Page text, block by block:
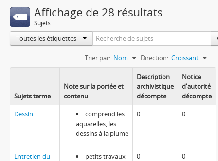
Affichage de 28 résultats
Sujets
Toutes les étiquettes
Trier par: Nom Direction: Croissant
Sujets terme
Note sur la portée et
contenu
Description
archivistique
décompte
Notice
d'autorité
décompte
Dessin
comprend les
aquarelles, les
dessins à la plume
0 0
Entretien du
petits travaux
0 0